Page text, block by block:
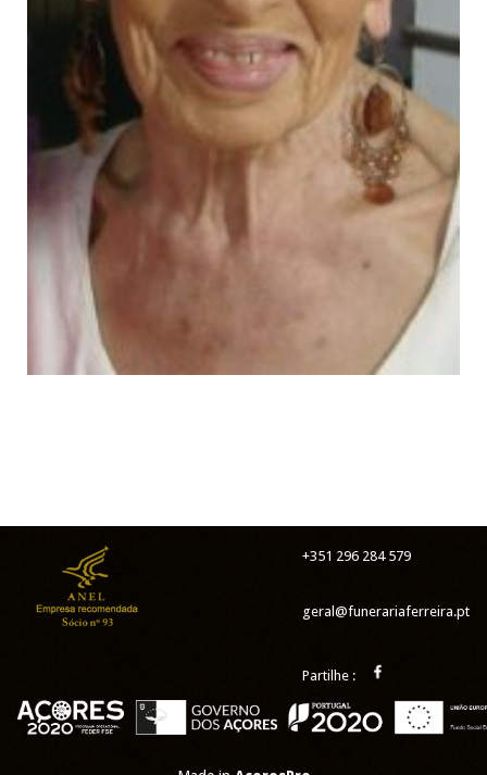
+351 296 284 579
geral@funerariaferreira.pt
Partilhe :